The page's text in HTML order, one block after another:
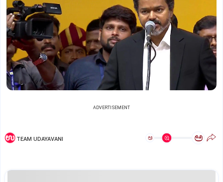
ADVERTISEMENT
TEAM UDAYAVANI ಅ ಅ